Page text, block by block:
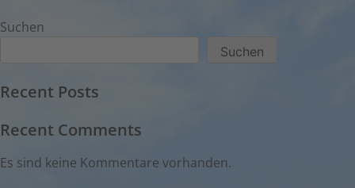
Suchen
Suchen
Recent Posts
Recent Comments
Es sind keine Kommentare vorhanden.